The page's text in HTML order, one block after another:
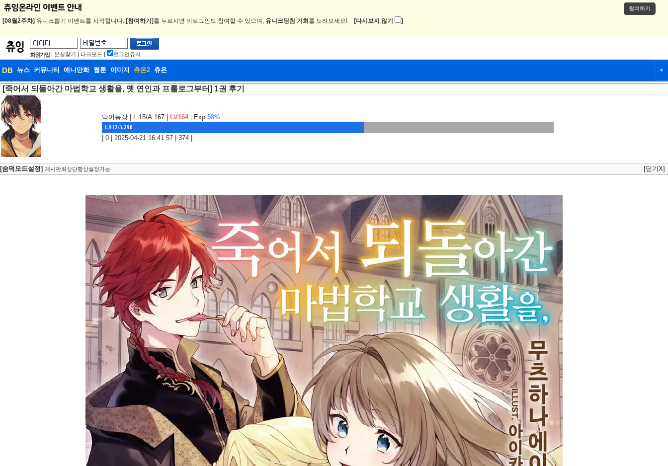
참여하기
[08월2주차] 유니크뽑기 이벤트를 시작합니다. [참여하기] 를 누르시면 비로그인도 참여할 수 있으며, 유니크당첨 기회 를 노려보세요! [다시보지 않기 ]
회원가입 | 분실찾기 | 다크모드 | 로그인유지
DB 뉴스 커뮤니티 애니만화 웹툰 이미지 츄온2 츄온 ▼
DB
[죽어서 되돌아간 마법학교 생활을, 옛 연인과 프롤로그부터] 1권 후기
악어농장 | L:15/A:167 | LV164 Exp.58%
1,912/3,290
| 0 | 2025-04-21 16:41:57 | 374 |
[숨덕모드설정] 게시판최상단항상설정가능 [닫기X]